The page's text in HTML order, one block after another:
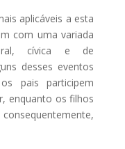
aplicáveis a esta
com uma variada
cívica e de
desses eventos
pais participem
enquanto os filhos